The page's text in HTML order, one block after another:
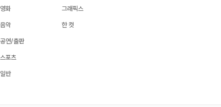
영화
음악
공연/출판
스포츠
일반
그래픽스
한 컷